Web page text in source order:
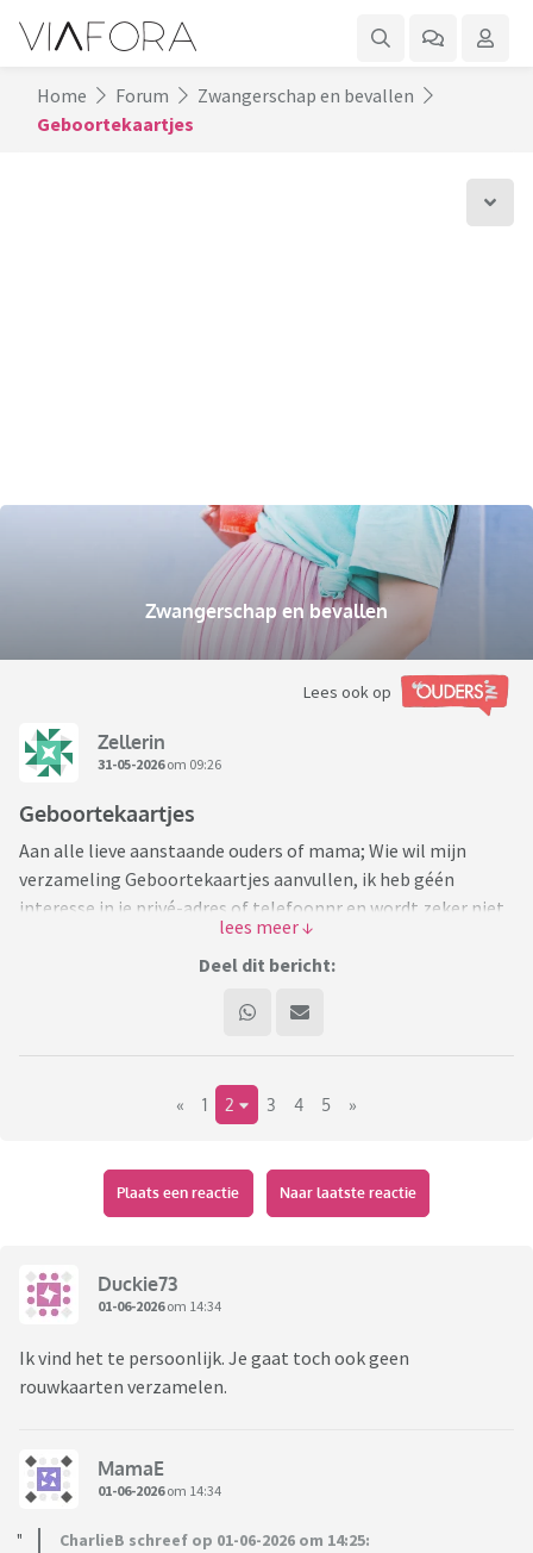
Home Forum
Zwangerschap en bevallen
Geboortekaartjes
Zwangerschap en bevallen
Lees ook op
Zellerin
31-05-2026om 09:26
Geboortekaartjes
Aan alle lieve aanstaande ouders of mama; Wie wil mijn
verzameling Geboortekaartjes aanvullen, ik heb géén
interesse in je privé-adres of telefoonnr en wordt zeker niet
doorgegeven aan derde, elk kaartje is welkom😉, ik zou het
fijn vinden mocht iemand een kaartje willen sturen😊, ben
heel blij met veel werk😉😄alvast hartstikke bedankt!!!
Deel dit bericht:
« 1 2 3 4 5 »
Plaats een reactie Naar laatste reactie
Duckie73
01-06-2026om 14:34
Ik vind het te persoonlijk. Je gaat toch ook geen
rouwkaarten verzamelen.
MamaE
01-06-2026om 14:34
CharlieB schreef op 01-06-2026 om 14:25: